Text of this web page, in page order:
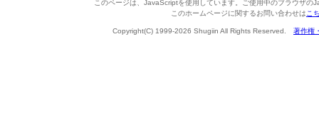
このページは、JavaScriptを使用しています。ご使用中のブラウザの
このホームページに関するお問い合わせは こ
Copyright(C) 1999-2026 Shugiin All Rights Reserved. 著作権